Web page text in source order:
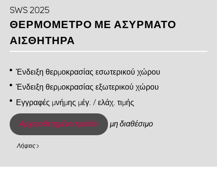
SWS 2025
ΘΕΡΜΌΜΕΤΡΟ ΜΕ ΑΣΎΡΜΑΤΟ
ΑΙΣΘΗΤΉΡΑ
Ένδειξη θερμοκρασίας εσωτερικού χώρου
Ένδειξη θερμοκρασίας εξωτερικού χώρου
Εγγραφές μνήμης μέγ. / ελάχ. τιμής
Αρχειοθετημένο προϊόν μη διαθέσιμο
Λήψεις